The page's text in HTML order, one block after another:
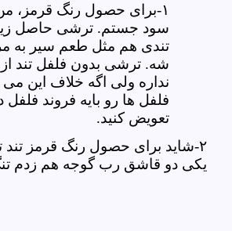
۱-برای حصول رنگ قرمز،
سود جستم. ترشی حاصل
تندی هم مثل طعم سیر به
شه. ترشی بدون فلفل تند
نداره ولی اگه خلاف این می
فلفل ها رو بایه فروند فلفل
تعویض کنید.
۲-شاید برای حصول رنگ قرمز تند
یکی دو قاشق رب گوجه هم زدم